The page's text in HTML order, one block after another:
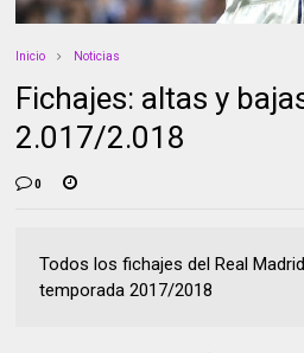
Inicio Noticias
Fichajes: altas y
2.017/2.018
0
Todos los fichajes del Real
temporada 2017/2018